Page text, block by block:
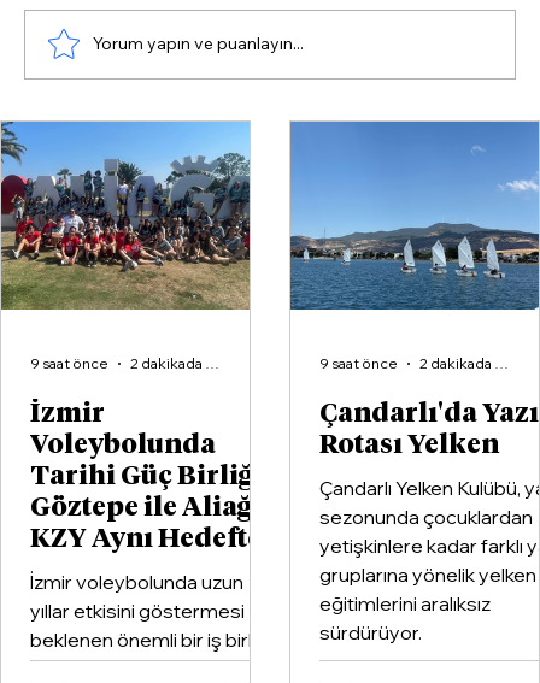
İzmir
Voleybolunda
Tarihi Güç Birliği:
Göztepe ile Aliağa
KZY Aynı Hedefte
İzmir voleybolunda uzun
yıllar etkisini göstermesi
beklenen önemli bir iş birliği
hayata geçirildi. Kentin köklü
9 saat önce 2 dakikada okunur
Çandarlı'da
Rotası Yelken
Çandarlı Yelken Kulübü,
sezonunda çocuklardan
yetişkinlere kadar farklı
gruplarına yönelik yelken
eğitimlerini aralıksız
sürdürüyor.
9 saat önce 2 dakikada okunur
Başkanı Denizli’ye sert sözler:
“Hadsizlik ve zihniyet itirafı”
Yorum yapın ve puanlayın...